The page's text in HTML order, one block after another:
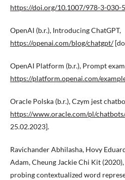
https://doi.org/10.1007/978-3-030-
OpenAI (b.r.), Introducing ChatGPT,
https://openai.com/blog/chatgpt/
OpenAI Platform (b.r.), Prompt
https://platform.openai.com/
Oracle Polska (b.r.), Czym jest
https://www.oracle.com/pl/
25.02.2023].
Ravichander Abhilasha, Hovy
Adam, Cheung Jackie Chi Kit
probing contextualized word